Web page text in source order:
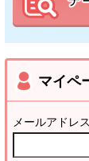
マイペ
メールアドレス